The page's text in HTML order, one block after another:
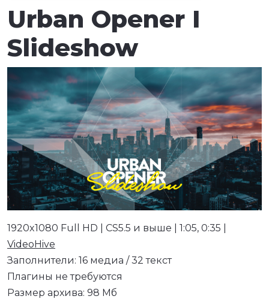
Urban Opener I
Slideshow
1920x1080 Full HD | CS5.5 и выше | 1:05, 0:35 |
VideoHive
Заполнители: 16 медиа / 32 текст
Плагины не требуются
Размер архива: 98 Мб